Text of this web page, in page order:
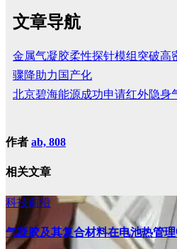
文章导航
金属气凝胶柔性探针模组突破高
骤降助力国产化
北京碧海能源成功申请红外隐身
作者 ab, 808
相关文章
科技前沿
气凝胶及其复合材料在电池热管